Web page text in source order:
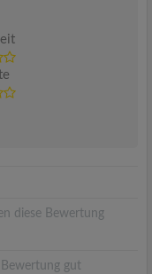
diese Bewertung
gut